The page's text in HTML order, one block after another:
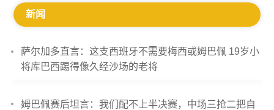
新闻
萨尔加多直言：这支西班牙不需要梅西或姆巴佩 19岁小
将库巴西踢得像久经沙场的老将
姆巴佩赛后坦言：我们配不上半决赛，中场三抢二把自